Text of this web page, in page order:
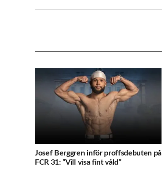
Josef Berggren inför proffsdebuten på
FCR 31: ”Vill visa fint våld”